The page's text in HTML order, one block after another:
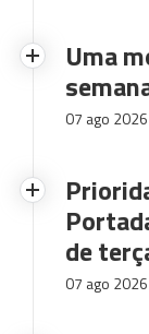
Uma
07 ago 2026
de
07 ago 2026